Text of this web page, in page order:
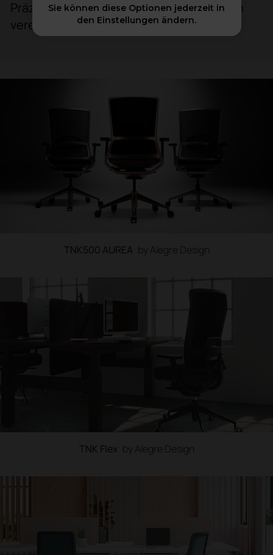
Präzision und unverwechselbares Design
vereinen.
TNK500 AUREA by Alegre Design
TNK Flex by Alegre Design
Sie können diese Optionen jederzeit in
den Einstellungen ändern.